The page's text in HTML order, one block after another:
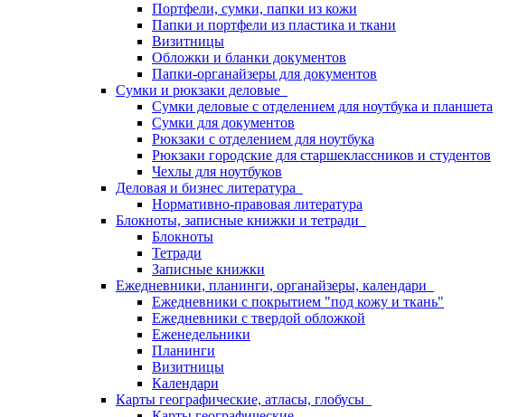
Портфели, сумки, папки из кожи
Папки и портфели из пластика и ткани
Визитницы
Обложки и бланки документов
Папки-органайзеры для документов
Сумки и рюкзаки деловые
Сумки деловые с отделением для ноутбука и планшета
Сумки для документов
Рюкзаки с отделением для ноутбука
Рюкзаки городские для старшеклассников и студентов
Чехлы для ноутбуков
Деловая и бизнес литература
Нормативно-правовая литература
Блокноты, записные книжки и тетради
Блокноты
Тетради
Записные книжки
Ежедневники, планинги, органайзеры, календари
Ежедневники с покрытием "под кожу и ткань"
Ежедневники с твердой обложкой
Еженедельники
Планинги
Визитницы
Календари
Карты географические, атласы, глобусы